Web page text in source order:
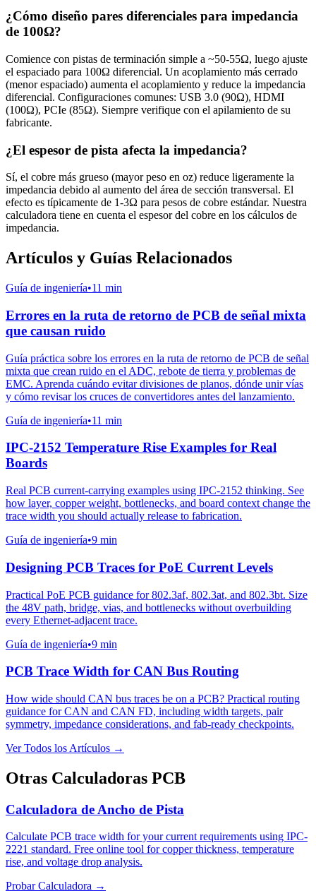
¿Cómo diseño pares diferenciales para impedancia
de 100Ω?
Comience con pistas de terminación simple a ~50-55Ω, luego ajuste
el espaciado para 100Ω diferencial. Un acoplamiento más cerrado
(menor espaciado) aumenta el acoplamiento y reduce la impedancia
diferencial. Configuraciones comunes: USB 3.0 (90Ω), HDMI
(100Ω), PCIe (85Ω). Siempre verifique con el apilamiento de su
fabricante.
¿El espesor de pista afecta la impedancia?
Sí, el cobre más grueso (mayor peso en oz) reduce ligeramente la
impedancia debido al aumento del área de sección transversal. El
efecto es típicamente de 1-3Ω para pesos de cobre estándar. Nuestra
calculadora tiene en cuenta el espesor del cobre en los cálculos de
impedancia.
Artículos y Guías Relacionados
Guía de ingeniería•11 min
Errores en la ruta de retorno de PCB de señal mixta
que causan ruido
Guía práctica sobre los errores en la ruta de retorno de PCB de señal
mixta que crean ruido en el ADC, rebote de tierra y problemas de
EMC. Aprenda cuándo evitar divisiones de planos, dónde unir vías
y cómo revisar los cruces de convertidores antes del lanzamiento.
Guía de ingeniería•11 min
IPC-2152 Temperature Rise Examples for Real
Boards
Real PCB current-carrying examples using IPC-2152 thinking. See
how layer, copper weight, bottlenecks, and board context change the
trace width you should actually release to fabrication.
Guía de ingeniería•9 min
Designing PCB Traces for PoE Current Levels
Practical PoE PCB guidance for 802.3af, 802.3at, and 802.3bt. Size
the 48V path, bridge, vias, and bottlenecks without overbuilding
every Ethernet-adjacent trace.
Guía de ingeniería•9 min
PCB Trace Width for CAN Bus Routing
How wide should CAN bus traces be on a PCB? Practical routing
guidance for CAN and CAN FD, including width targets, pair
symmetry, impedance considerations, and fab-ready checkpoints.
Ver Todos los Artículos →
Otras Calculadoras PCB
Calculadora de Ancho de Pista
Calculate PCB trace width for your current requirements using IPC-
2221 standard. Free online tool for copper thickness, temperature
rise, and voltage drop analysis.
Probar Calculadora →